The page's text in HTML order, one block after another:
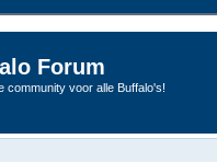
Forum
community voor alle Buffalo's!